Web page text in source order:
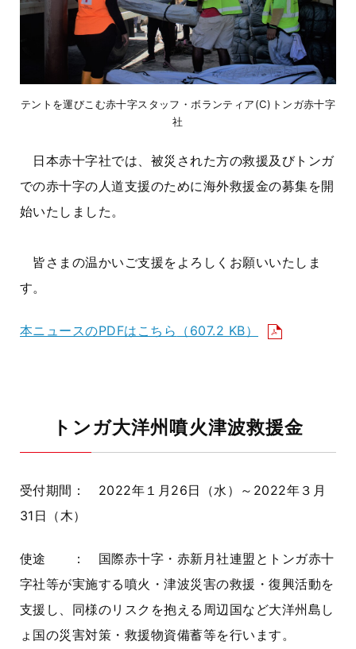
テントを運びこむ赤十字スタッフ・ボランティア(C)トンガ赤十字
社
日本赤十字社では、被災された方の救援及びトンガ
での赤十字の人道支援のために海外救援金の募集を開
始いたしました。
皆さまの温かいご支援をよろしくお願いいたしま
す。
本ニュースのPDFはこちら （607.2 KB）
トンガ大洋州噴火津波救援金
受付期間： 2022年１月 26日（水）～ 2022年３月
31 日（木）
使途 ： 国際赤十字・赤新月社連盟とトンガ赤十
字社等が実施する噴火・津波災害の救援・復興活動を
支援し、同様のリスクを抱える周辺国など大洋州島し
ょ国の災害対策・救援物資備蓄等を行います。